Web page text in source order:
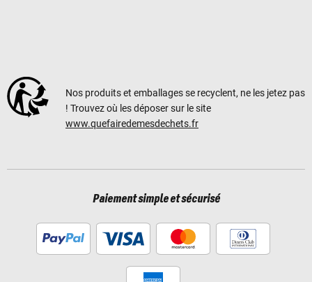
Nos produits et emballages se recyclent, ne les jetez pas
! Trouvez où les déposer sur le site
www.quefairedemesdechets.fr
Paiement simple et sécurisé